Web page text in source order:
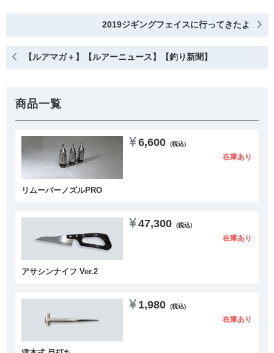
2019ジギングフェイスに行ってきたよ
【ルアマガ＋】【ルアーニュース】【釣り新聞】
商品一覧
6,600 (税込)
在庫あり
リムーバーノズルPRO
47,300 (税込)
在庫あり
アサシンナイフ Ver.2
1,980 (税込)
在庫あり